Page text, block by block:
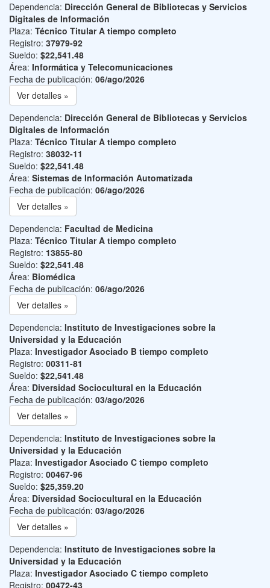
Dependencia: Dirección General de Bibliotecas y Servicios
Digitales de Información
Plaza: Técnico Titular A tiempo completo
Registro: 37979-92
Sueldo: $22,541.48
Área: Informática y Telecomunicaciones
Fecha de publicación: 06/ago/2026
Ver detalles »
Dependencia: Dirección General de Bibliotecas y Servicios
Digitales de Información
Plaza: Técnico Titular A tiempo completo
Registro: 38032-11
Sueldo: $22,541.48
Área: Sistemas de Información Automatizada
Fecha de publicación: 06/ago/2026
Ver detalles »
Dependencia: Facultad de Medicina
Plaza: Técnico Titular A tiempo completo
Registro: 13855-80
Sueldo: $22,541.48
Área: Biomédica
Fecha de publicación: 06/ago/2026
Ver detalles »
Dependencia: Instituto de Investigaciones sobre la
Universidad y la Educación
Plaza: Investigador Asociado B tiempo completo
Registro: 00311-81
Sueldo: $22,541.48
Área: Diversidad Sociocultural en la Educación
Fecha de publicación: 03/ago/2026
Ver detalles »
Dependencia: Instituto de Investigaciones sobre la
Universidad y la Educación
Plaza: Investigador Asociado C tiempo completo
Registro: 00467-96
Sueldo: $25,359.20
Área: Diversidad Sociocultural en la Educación
Fecha de publicación: 03/ago/2026
Ver detalles »
Dependencia: Instituto de Investigaciones sobre la
Universidad y la Educación
Plaza: Investigador Asociado C tiempo completo
Registro: 00472-43